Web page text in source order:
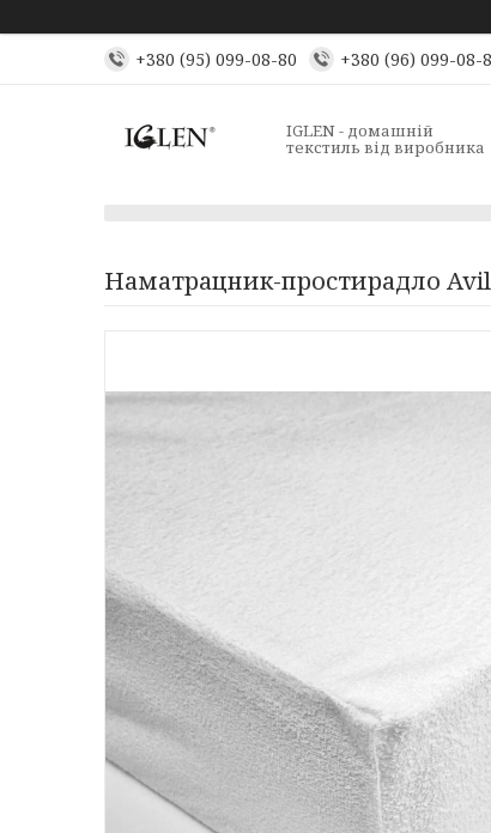
+380 (95) 099-08-80 +380 (96) 099-08-
IGLEN - домашній
текстиль від виробника
Наматрацник-простирадло